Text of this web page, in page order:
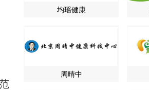
均瑶健康
周晴中